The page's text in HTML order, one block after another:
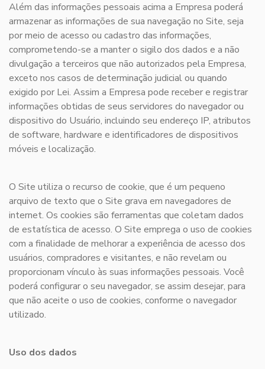
Além das informações pessoais acima a Empresa poderá
armazenar as informações de sua navegação no Site, seja
por meio de acesso ou cadastro das informações,
comprometendo-se a manter o sigilo dos dados e a não
divulgação a terceiros que não autorizados pela Empresa,
exceto nos casos de determinação judicial ou quando
exigido por Lei. Assim a Empresa pode receber e registrar
informações obtidas de seus servidores do navegador ou
dispositivo do Usuário, incluindo seu endereço IP, atributos
de software, hardware e identificadores de dispositivos
móveis e localização.
O Site utiliza o recurso de cookie, que é um pequeno
arquivo de texto que o Site grava em navegadores de
internet. Os cookies são ferramentas que coletam dados
de estatística de acesso. O Site emprega o uso de cookies
com a finalidade de melhorar a experiência de acesso dos
usuários, compradores e visitantes, e não revelam ou
proporcionam vínculo às suas informações pessoais. Você
poderá configurar o seu navegador, se assim desejar, para
que não aceite o uso de cookies, conforme o navegador
utilizado.
Uso dos dados